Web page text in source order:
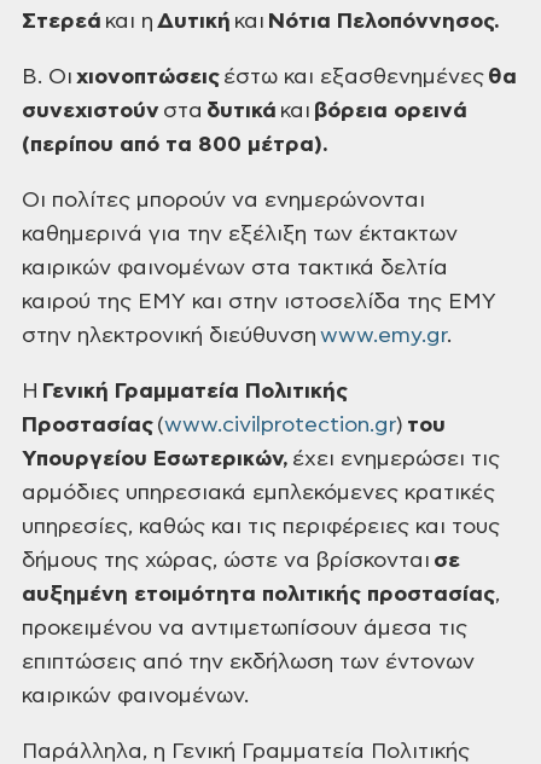
Στερεά και η Δυτική και Νότια Πελοπόννησος.
Β. Οι χιονοπτώσεις έστω και εξασθενημένες θα
συνεχιστούν στα δυτικά και βόρεια ορεινά
(περίπου από τα 800 μέτρα).
Οι πολίτες μπορούν να ενημερώνονται
καθημερινά για την εξέλιξη των έκτακτων
καιρικών φαινομένων στα τακτικά δελτία
καιρού της ΕΜΥ και στην ιστοσελίδα της ΕΜΥ
στην ηλεκτρονική διεύθυνση www.emy.gr.
Η Γενική Γραμματεία Πολιτικής
Προστασίας (www.civilprotection.gr) του
Υπουργείου Εσωτερικών, έχει ενημερώσει τις
αρμόδιες υπηρεσιακά εμπλεκόμενες κρατικές
υπηρεσίες, καθώς και τις περιφέρειες και τους
δήμους της χώρας, ώστε να βρίσκονται σε
αυξημένη ετοιμότητα πολιτικής προστασίας,
προκειμένου να αντιμετωπίσουν άμεσα τις
επιπτώσεις από την εκδήλωση των έντονων
καιρικών φαινομένων.
Παράλληλα, η Γενική Γραμματεία Πολιτικής